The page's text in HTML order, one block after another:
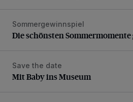
Die schönsten Sommermomente
Sommergewinnspiel
Die schönsten
Mit Baby ins Museum
Save the date
Mit Baby ins Museum